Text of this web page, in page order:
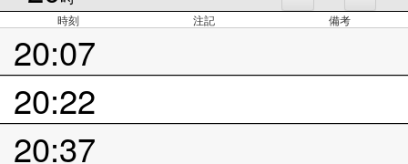
時刻 注記 備考
20:07
20:22
20:37